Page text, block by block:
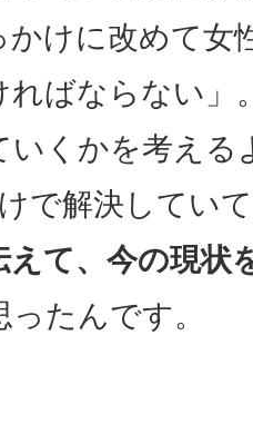
かけに改めて女
ればならない」
いくかを考える
で解決してい
て、今の現状
ったんです。